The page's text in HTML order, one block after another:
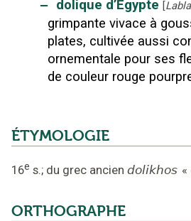
‒ dolique d’Égypte [
grimpante vivace à
plates, cultivée aussi
ornementale pour ses
de couleur rouge
ÉTYMOLOGIE
16e s.; du grec ancien dolikhos «
ORTHOGRAPHE